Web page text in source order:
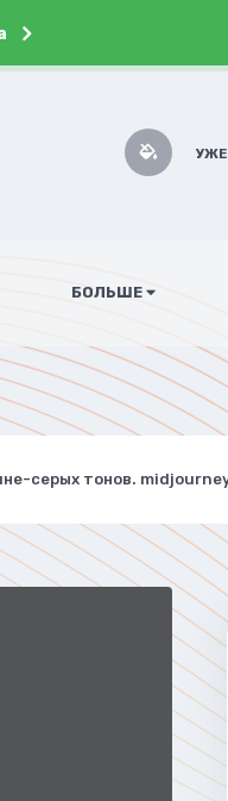
УЖЕ
БОЛЬШЕ
серых тонов.